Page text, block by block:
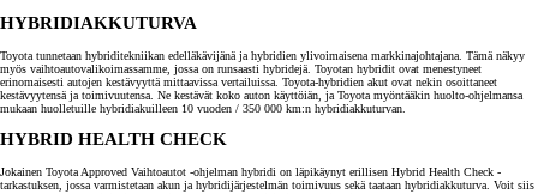
HYBRIDIAKKUTURVA
Toyota tunnetaan hybriditekniikan edelläkävijänä ja hybridien ylivoimaisena markkinajohtajana. Tämä näkyy
myös vaihtoautovalikoimassamme, jossa on runsaasti hybridejä. Toyotan hybridit ovat menestyneet
erinomaisesti autojen kestävyyttä mittaavissa vertailuissa. Toyota-hybridien akut ovat nekin osoittaneet
kestävyytensä ja toimivuutensa. Ne kestävät koko auton käyttöiän, ja Toyota myöntääkin huolto-ohjelmansa
mukaan huolletuille hybridiakuilleen 10 vuoden / 350 000 km:n hybridiakkuturvan.
HYBRID HEALTH CHECK
Jokainen Toyota Approved Vaihtoautot -ohjelman hybridi on läpikäynyt erillisen Hybrid Health Check -
tarkastuksen, jossa varmistetaan akun ja hybridijärjestelmän toimivuus sekä taataan hybridiakkuturva. Voit siis